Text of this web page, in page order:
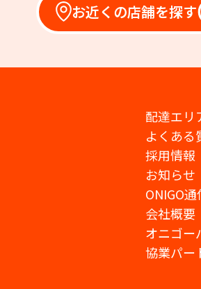
お近くの店舗を探す
配達エリ
よくある
採用情報
お知らせ
ONIGO通
会社概要
オニゴー
協業パー